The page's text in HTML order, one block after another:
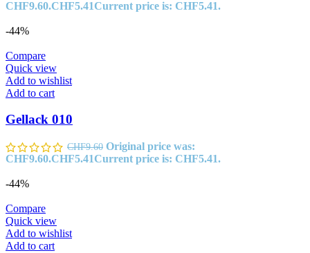
CHF9.60.CHF5.41Current price is: CHF5.41.
-44%
Compare
Quick view
Add to wishlist
Add to cart
Gellack 010
CHF9.60 Original price was:
CHF9.60.CHF5.41Current price is: CHF5.41.
-44%
Compare
Quick view
Add to wishlist
Add to cart